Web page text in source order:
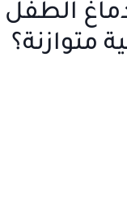
الطفل
متوازنة؟